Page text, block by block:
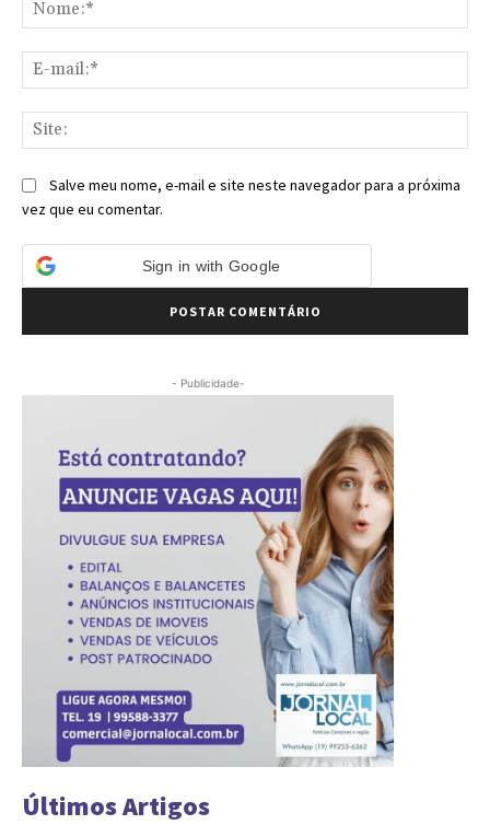
Salve meu nome, e-mail e site neste navegador para a próxima
vez que eu comentar.
Sign in with Google
- Publicidade-
Últimos Artigos